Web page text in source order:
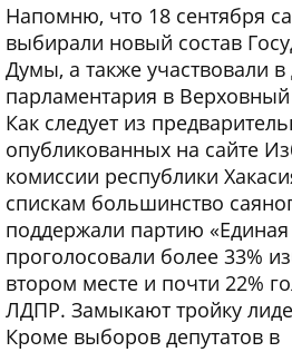
Напомню, что 18 сентября
выбирали новый состав
Думы, а также участвовали
парламентария в Верховный
Как следует из
опубликованных на сайте
комиссии республики
спискам большинство
поддержали партию
проголосовали более 33%
втором месте и почти 22%
ЛДПР. Замыкают тройку
Кроме выборов депутатов в